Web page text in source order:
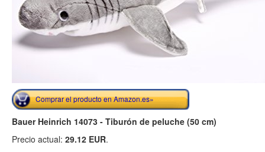
Comprar el producto en Amazon.es»
Bauer Heinrich 14073 - Tiburón de peluche (50 cm)
Precio actual: 29.12 EUR.